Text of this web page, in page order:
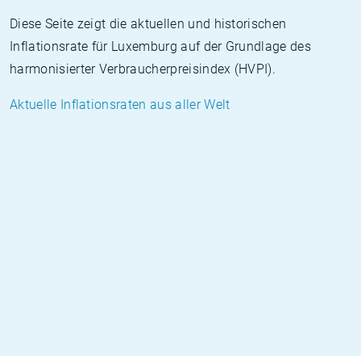
Diese Seite zeigt die aktuellen und historischen
Inflationsrate für Luxemburg auf der Grundlage des
harmonisierter Verbraucherpreisindex (HVPI).
Aktuelle Inflationsraten aus aller Welt